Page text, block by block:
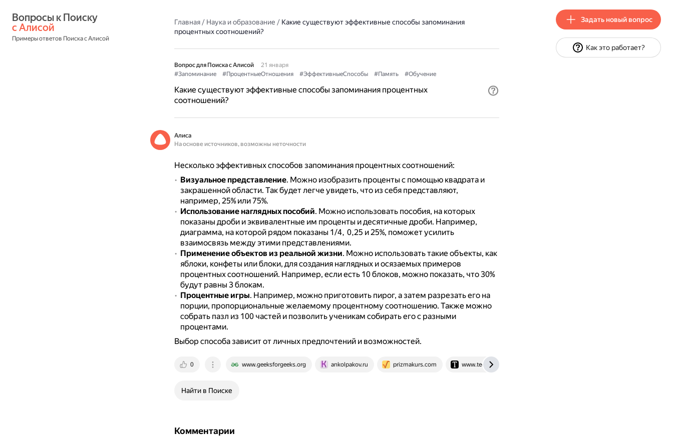
с Алисой
Примеры ответов Поиска с Алисой
Главная/ Наука и образование / Какие существуют эффективные способы запоминания
процентных соотношений?
Вопрос для Поиска с Алисой
21 января
#Запоминание
#ПроцентныеОтношения #ЭффективныеСпособы #Память #Обучение
Какие существуют эффективные способы запоминания процентных
соотношений?
Алиса
На основе источников, возможны неточности
Несколько эффективных способов запоминания процентных соотношений:
Визуальное представление. Можно изобразить проценты с помощью квадрата и
закрашенной области. Так будет легче увидеть, что из себя представляют,
например, 25% или 75%.
Использование наглядных пособий. Можно использовать пособия, на которых
показаны дроби и эквивалентные им проценты и десятичные дроби. Например,
диаграмма, на которой рядом показаны 1/4, 0,25 и 25%, поможет усилить
взаимосвязь между этими представлениями.
Применение объектов из реальной жизни. Можно использовать такие объекты, как
яблоки, конфеты или блоки, для создания наглядных и осязаемых примеров
процентных соотношений. Например, если есть 10 блоков, можно показать, что 30%
будут равны 3 блокам.
Процентные игры. Например, можно приготовить пирог, а затем разрезать его на
порции, пропорциональные желаемому процентному соотношению. Также можно
собрать пазл из 100 частей и позволить ученикам собирать его с разными
процентами.
Выбор способа зависит от личных предпочтений и возможностей.
0 www.geeksforgeeks.org ankolpakov.ru prizmakurs.com www.techinsider.ru
Найти в Поиске
Комментарии
Задать новый вопрос
Как это работает?